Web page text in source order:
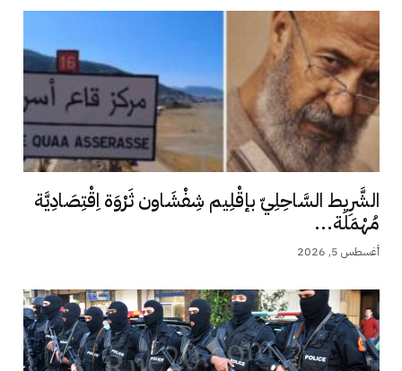
الشَّرِيط السَّاحِلِيّ بإقْلِيم شِفْشَاون ثَرْوَة اِقْتِصَادِيَّة
مُهْمَلَة...
أغسطس 5, 2026